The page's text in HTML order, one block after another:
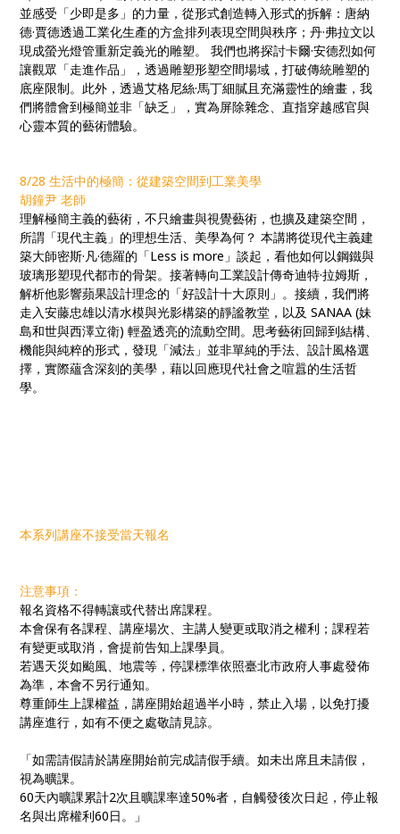
並感受「少即是多」的力量，從形式創造轉入形式的拆解：唐納
德·賈德透過工業化生產的方盒排列表現空間與秩序；丹·弗拉文以
現成螢光燈管重新定義光的雕塑。 我們也將探討卡爾·安德烈如何
讓觀眾「走進作品」，透過雕塑形塑空間場域，打破傳統雕塑的
底座限制。此外，透過艾格尼絲·馬丁細膩且充滿靈性的繪畫，我
們將體會到極簡並非「缺乏」，實為屏除雜念、直指穿越感官與
心靈本質的藝術體驗。
8/28 生活中的極簡：從建築空間到工業美學
胡鐘尹 老師
理解極簡主義的藝術，不只繪畫與視覺藝術，也擴及建築空間，
所謂「現代主義」的理想生活、美學為何？ 本講將從現代主義建
築大師密斯·凡·德羅的「Less is more」談起，看他如何以鋼鐵與
玻璃形塑現代都市的骨架。接著轉向工業設計傳奇迪特·拉姆斯，
解析他影響蘋果設計理念的「好設計十大原則」。接續，我們將
走入安藤忠雄以清水模與光影構築的靜謐教堂，以及 SANAA (妹
島和世與西澤立衛) 輕盈透亮的流動空間。思考藝術回歸到結構、
機能與純粹的形式，發現「減法」並非單純的手法、設計風格選
擇，實際蘊含深刻的美學，藉以回應現代社會之喧囂的生活哲
學。
本系列講座不接受當天報名
注意事項：
報名資格不得轉讓或代替出席課程。
本會保有各課程、講座場次、主講人變更或取消之權利；課程若
有變更或取消，會提前告知上課學員。
若遇天災如颱風、地震等，停課標準依照臺北市政府人事處發佈
為準，本會不另行通知。
尊重師生上課權益，講座開始超過半小時，禁止入場，以免打擾
講座進行，如有不便之處敬請見諒。
「如需請假請於講座開始前完成請假手續。如未出席且未請假，
視為曠課。
60天內曠課累計2次且曠課率達50%者，自觸發後次日起，停止報
名與出席權利60日。」